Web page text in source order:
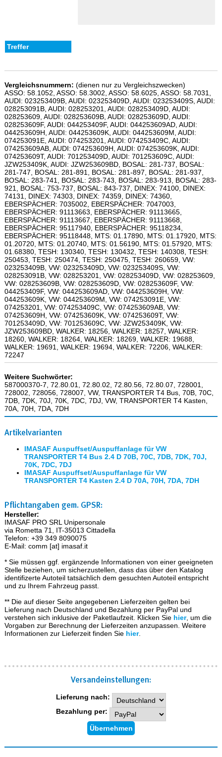
Vergleichsnummern: (dienen nur zu Vergleichszwecken)
ASSO: 58.1052, ASSO: 58.3002, ASSO: 58.6025, ASSO: 58.7031,
AUDI: 023253409B, AUDI: 023253409D, AUDI: 023253409S, AUDI:
028253091B, AUDI: 028253201, AUDI: 028253409D, AUDI:
028253609, AUDI: 028253609B, AUDI: 028253609D, AUDI:
028253609F, AUDI: 044253409F, AUDI: 044253609AD, AUDI:
044253609H, AUDI: 044253609K, AUDI: 044253609M, AUDI:
074253091E, AUDI: 074253201, AUDI: 074253409C, AUDI:
074253609AB, AUDI: 074253609H, AUDI: 074253609K, AUDI:
074253609T, AUDI: 701253409D, AUDI: 701253609C, AUDI:
JZW253409K, AUDI: JZW253609BD, BOSAL: 281-737, BOSAL:
281-747, BOSAL: 281-891, BOSAL: 281-897, BOSAL: 281-937,
BOSAL: 283-741, BOSAL: 283-743, BOSAL: 283-913, BOSAL: 283-
921, BOSAL: 753-737, BOSAL: 843-737, DINEX: 74100, DINEX:
74131, DINEX: 74303, DINEX: 74359, DINEX: 74360,
EBERSPÄCHER: 7035002, EBERSPÄCHER: 7047003,
EBERSPÄCHER: 91113663, EBERSPÄCHER: 91113665,
EBERSPÄCHER: 91113667, EBERSPÄCHER: 91113668,
EBERSPÄCHER: 95117940, EBERSPÄCHER: 95118234,
EBERSPÄCHER: 95118448, MTS: 01.17890, MTS: 01.17920, MTS:
01.20720, MTS: 01.20740, MTS: 01.56190, MTS: 01.57920, MTS:
01.68380, TESH: 130340, TESH: 130432, TESH: 140308, TESH:
250453, TESH: 250474, TESH: 250475, TESH: 260659, VW:
023253409B, VW: 023253409D, VW: 023253409S, VW:
028253091B, VW: 028253201, VW: 028253409D, VW: 028253609,
VW: 028253609B, VW: 028253609D, VW: 028253609F, VW:
044253409F, VW: 044253609AD, VW: 044253609H, VW:
044253609K, VW: 044253609M, VW: 074253091E, VW:
074253201, VW: 074253409C, VW: 074253609AB, VW:
074253609H, VW: 074253609K, VW: 074253609T, VW:
701253409D, VW: 701253609C, VW: JZW253409K, VW:
JZW253609BD, WALKER: 18256, WALKER: 18257, WALKER:
18260, WALKER: 18264, WALKER: 18269, WALKER: 19688,
WALKER: 19691, WALKER: 19694, WALKER: 72206, WALKER:
72247
Weitere Suchwörter:
587000370-7, 72.80.01, 72.80.02, 72.80.56, 72.80.07, 728001,
728002, 728056, 728007, VW, TRANSPORTER T4 Bus, 70B, 70C,
7DB, 7DK, 70J, 70K, 7DC, 7DJ, VW, TRANSPORTER T4 Kasten,
70A, 70H, 7DA, 7DH
Artikelvarianten
IMASAF Auspuffset/Auspuffanlage für VW
TRANSPORTER T4 Bus 2.4 D 70B, 70C, 7DB, 7DK, 70J,
70K, 7DC, 7DJ
IMASAF Auspuffset/Auspuffanlage für VW
TRANSPORTER T4 Kasten 2.4 D 70A, 70H, 7DA, 7DH
Pflichtangaben gem. GPSR:
Hersteller:
IMASAF PRO SRL Unipersonale
via Rometta 71, IT-35013 Cittadella
Telefon: +39 349 8090075
E-Mail: comm [at] imasaf.it
* Sie müssen ggf. ergänzende Informationen von einer geeigneten
Stelle beziehen, um sicherzustellen, dass das über den Katalog
identifizerte Autoteil tatsächlich dem gesuchten Autoteil entspricht
und zu Ihrem Fahrzeug passt.
** Die auf dieser Seite angegebenen Lieferzeiten gelten bei
Lieferung nach Deutschland und Bezahlung per PayPal und
verstehen sich inklusive der Paketlaufzeit. Klicken Sie hier, um die
Vorgaben zur Berechnung der Lieferzeiten anzupassen. Weitere
Informationen zur Lieferzeit finden Sie hier.
Versand­einstellungen:
Lieferung nach:
Bezahlung per: